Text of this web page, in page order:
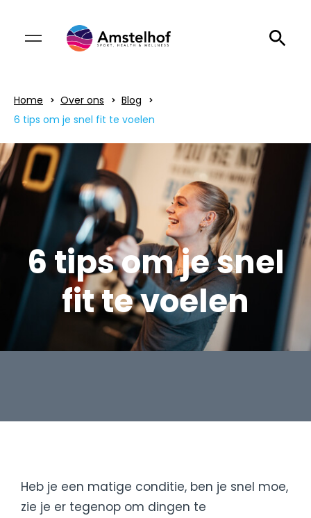
Home Over ons
Blog
6 tips om je snel fit te voelen
6 tips om je snel
fit te voelen
Heb je een matige conditie, ben je snel moe,
zie je er tegenop om dingen te